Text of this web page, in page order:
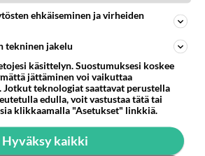
ydin ohjusta ja lahtrit natzit lähtevät
venäläiset ydinaseet eivät
Kommentoi
ehkäiseminen ja virheiden
tekninen jakelu
käsittelyn. Suostumuksesi koskee
jättäminen voi vaikuttaa
Jotkut teknologiat saattavat perustella
edulla, voit vastustaa tätä tai
klikkaamalla "Asetukset" linkkiä.
Hyväksy kaikki